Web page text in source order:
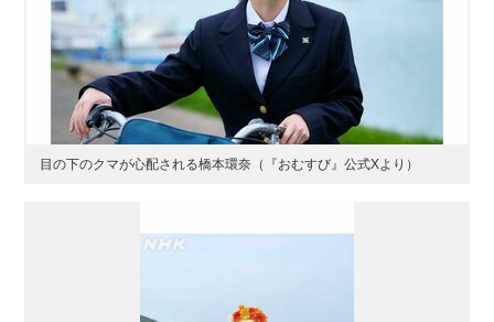
目の下のクマが心配される橋本環奈（『おむすび』公式Xより）